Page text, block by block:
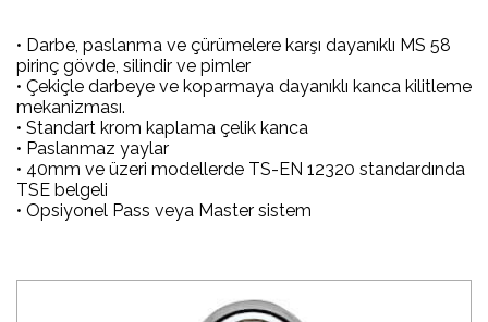
• Darbe, paslanma ve çürümelere karşı dayanıklı MS 58
pirinç gövde, silindir ve pimler
• Çekiçle darbeye ve koparmaya dayanıklı kanca kilitleme
mekanizması.
• Standart krom kaplama çelik kanca
• Paslanmaz yaylar
• 40mm ve üzeri modellerde TS-EN 12320 standardında
TSE belgeli
• Opsiyonel Pass veya Master sistem